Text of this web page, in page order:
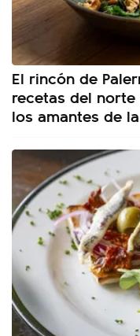
El rincón de
recetas del
los amantes de